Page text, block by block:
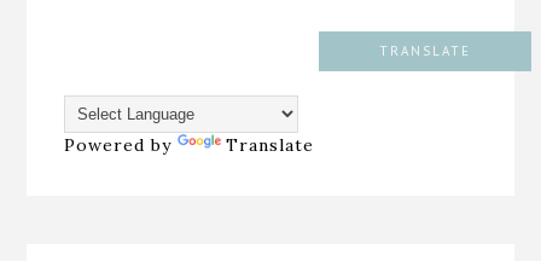
TRANSLATE
Powered by Translate